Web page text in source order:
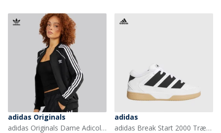
adidas Originals
adidas Originals Dame Adicolor Classics Superstar Fuld lynlås træningsjakke Sort
adidas
adidas Break Start 2000 Træningssko Cloud White/Core Black/Gum